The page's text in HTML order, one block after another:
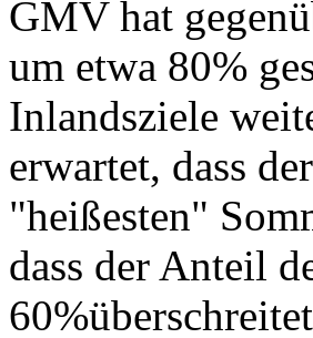
GMV hat
um etwa 80%
Inlandsziele
erwartet, dass
"heißesten"
dass der Anteil